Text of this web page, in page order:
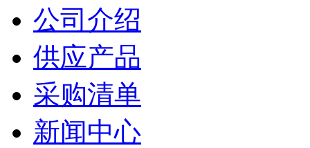
公司介绍
供应产品
采购清单
新闻中心